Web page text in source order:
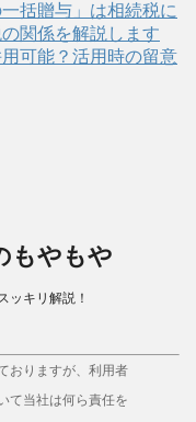
括贈与」は相続税に
関係を解説します
可能？活用時の留意
もやもや
ッキリ解説！
おりますが、利用者
て当社は何ら責任を